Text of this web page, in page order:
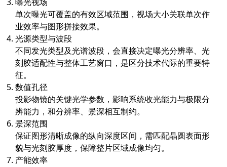
单次曝光可覆盖的有效区域范围，视场大小关联单次作
业效率与图形拼接效果。
光源类型与波段
不同发光类型及光谱波段，会直接决定曝光分辨率、光
刻胶适配性与整体工艺窗口，是区分技术代际的重要特
征。
数值孔径
投影物镜的关键光学参数，影响系统收光能力与极限分
辨能力，和分辨率、景深相互制约。
景深范围
保证图形清晰成像的纵向深度区间，需匹配晶圆表面形
貌与光刻胶厚度，保障整片区域成像均匀。
产能效率